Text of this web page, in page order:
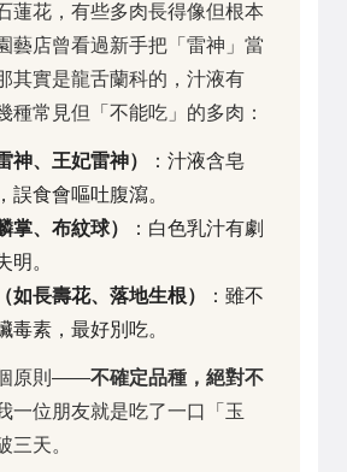
蓮花，有些多肉長得像但根本
藝店曾看過新手把「雷神」當
其實是龍舌蘭科的，汁液有
種常見但「不能吃」的多肉：
神、王妃雷神）
：汁液含皂
誤食會嘔吐腹瀉。
掌、布紋球）
：白色乳汁有劇
明。
如長壽花、落地生根）
：雖不
毒素，最好別吃。
原則——不確定品種，絕對不
一位朋友就是吃了一口「玉
三天。